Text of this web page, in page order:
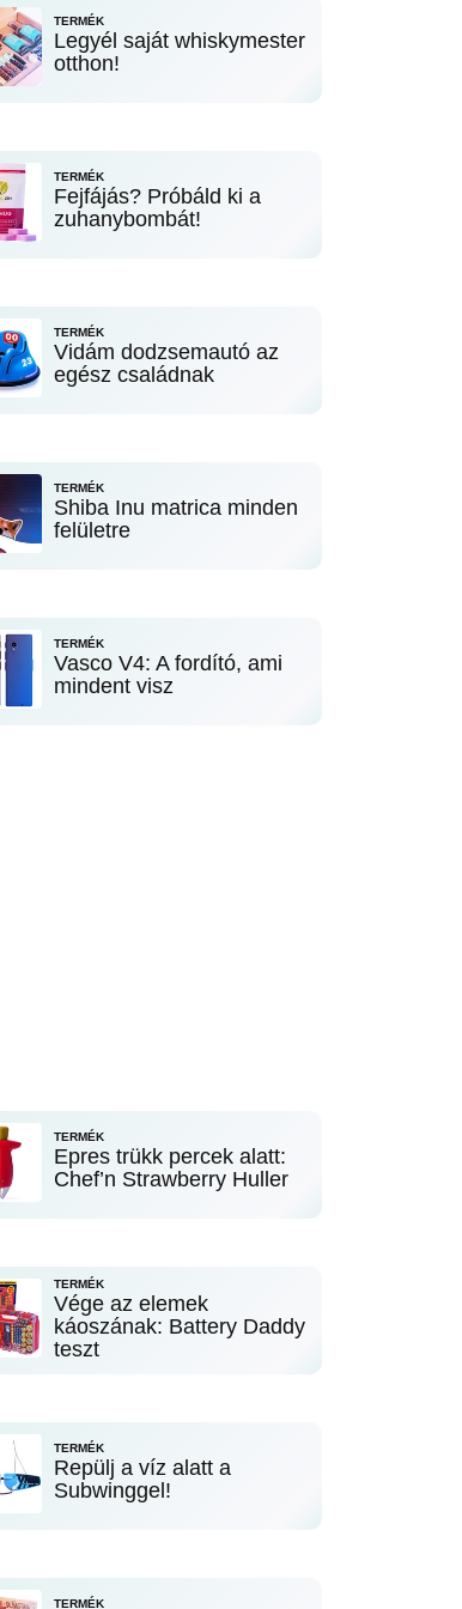
TERMÉK
Legyél saját whiskymester
otthon!
TERMÉK
Fejfájás? Próbáld ki a
zuhanybombát!
TERMÉK
Vidám dodzsemautó az
egész családnak
TERMÉK
Shiba Inu matrica minden
felületre
TERMÉK
Vasco V4: A fordító, ami
mindent visz
TERMÉK
Epres trükk percek alatt:
Chef’n Strawberry Huller
TERMÉK
Vége az elemek
káoszának: Battery Daddy
teszt
TERMÉK
Repülj a víz alatt a
Subwinggel!
TERMÉK